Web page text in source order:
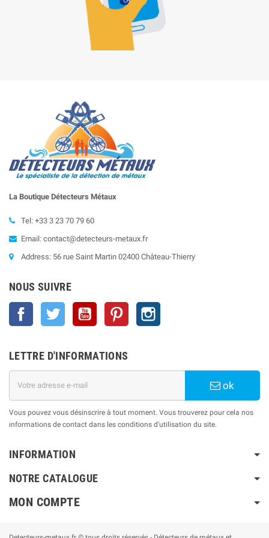
La Boutique Détecteurs Métaux
Tel: +33 3 23 70 79 60
Email: contact@detecteurs-metaux.fr
Address: 56 rue Saint Martin 02400 Château-Thierry
NOUS SUIVRE
Facebook Twitter YouTube Pinterest
LETTRE D'INFORMATIONS
ok
Vous pouvez vous désinscrire à tout moment. Vous trouverez pour cela nos
informations de contact dans les conditions d'utilisation du site.
INFORMATION
NOTRE CATALOGUE
MON COMPTE